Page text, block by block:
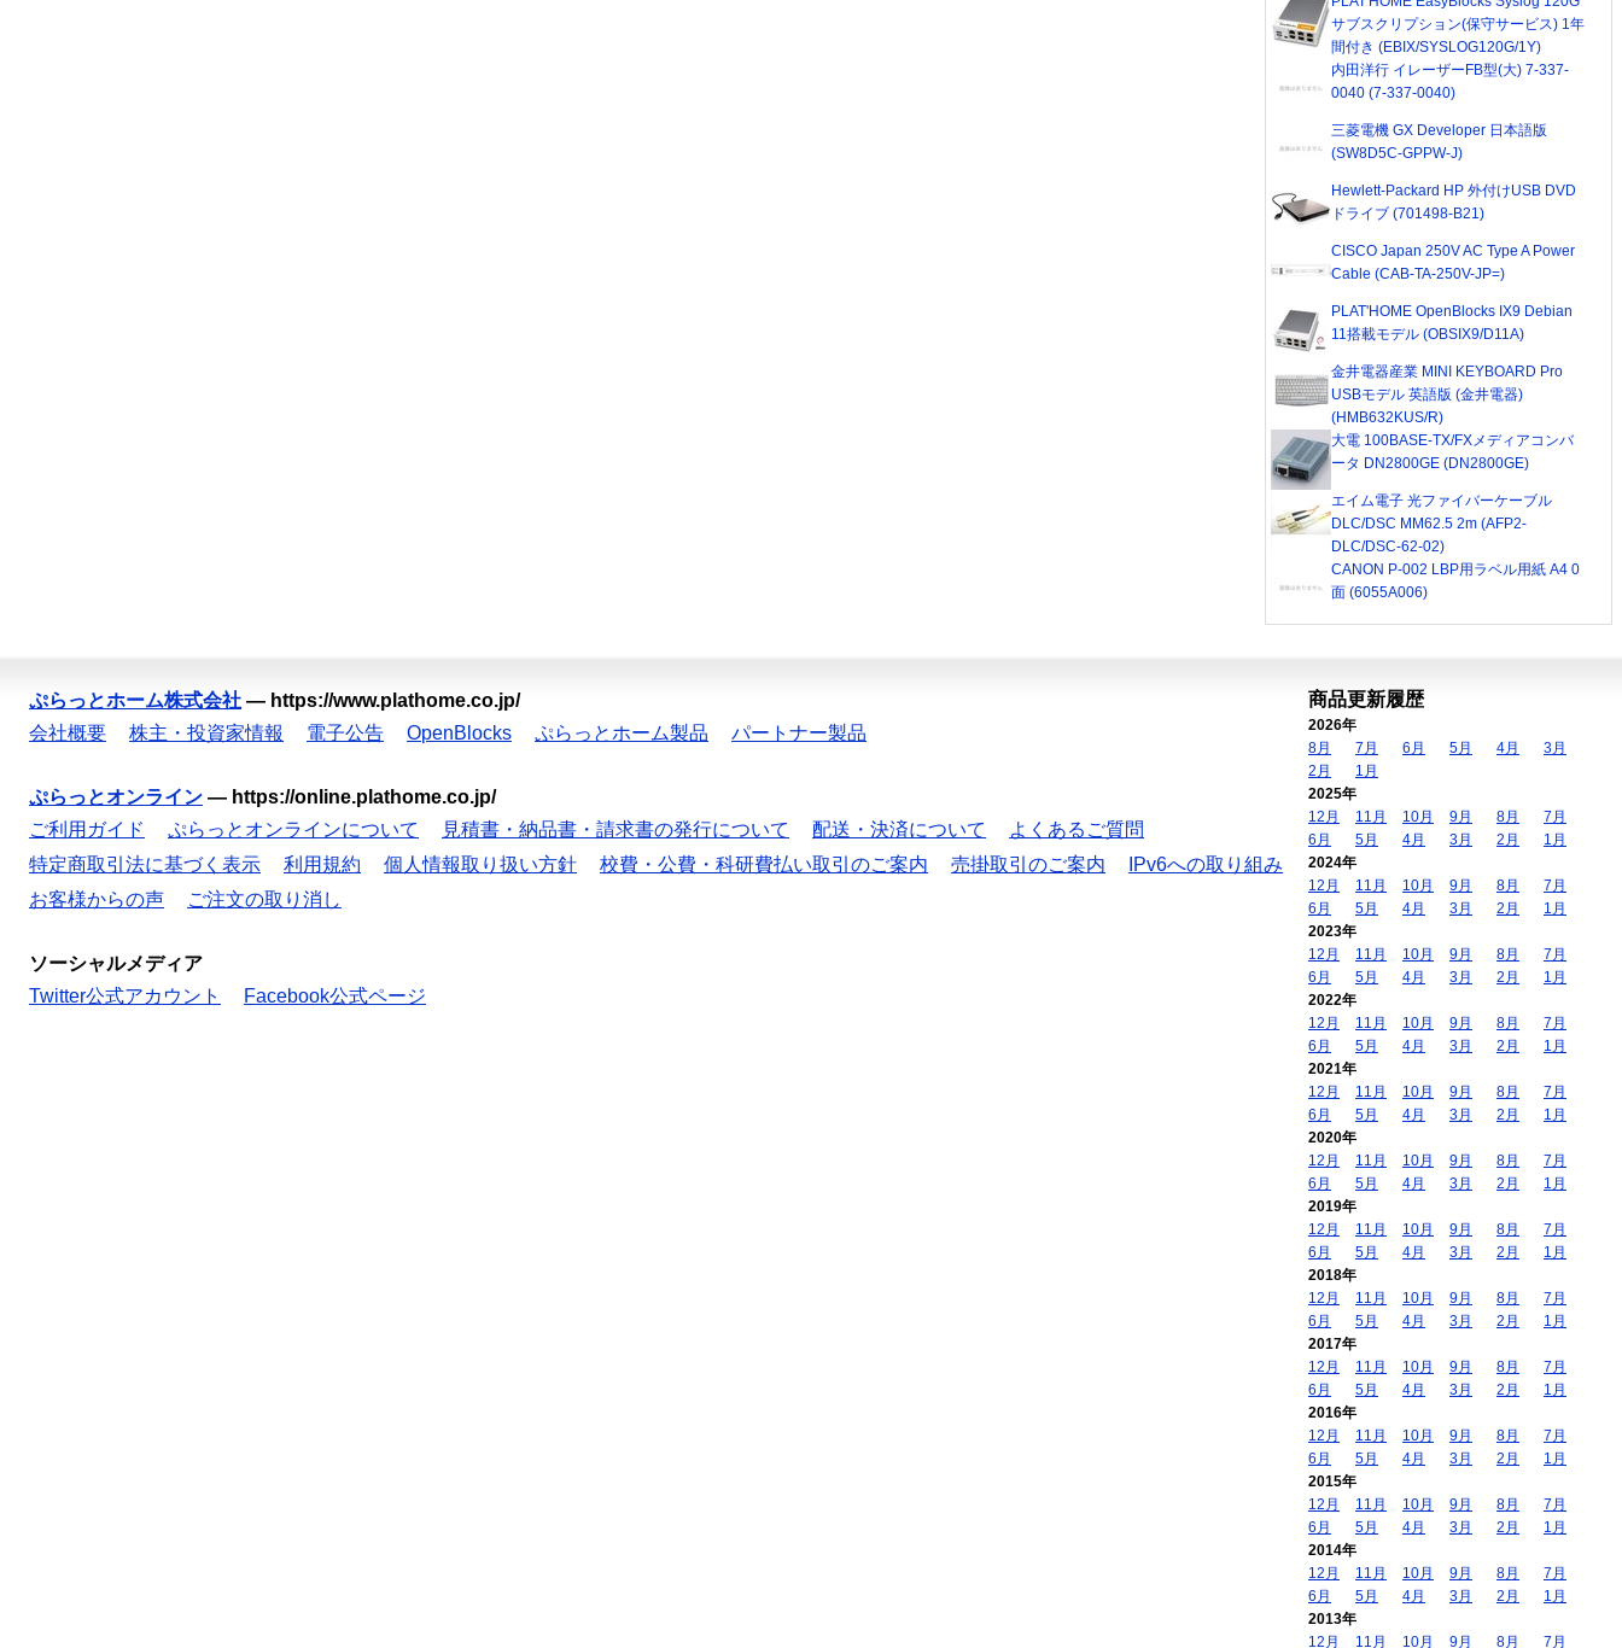
サブスクリプション(保守サービス) 1年
間付き (EBIX/SYSLOG120G/1Y)
内田洋行 イレーザーFB型(大) 7-337-
0040 (7-337-0040)
三菱電機 GX Developer 日本語版
(SW8D5C-GPPW-J)
Hewlett-Packard HP 外付けUSB DVD
ドライブ (701498-B21)
CISCO Japan 250V AC Type A Power
Cable (CAB-TA-250V-JP=)
PLAT'HOME OpenBlocks IX9 Debian
11搭載モデル (OBSIX9/D11A)
金井電器産業 MINI KEYBOARD Pro
USBモデル 英語版 (金井電器)
(HMB632KUS/R)
大電 100BASE-TX/FXメディアコンバ
ータ DN2800GE (DN2800GE)
エイム電子 光ファイバーケーブル
DLC/DSC MM62.5 2m (AFP2-
DLC/DSC-62-02)
CANON P-002 LBP用ラベル用紙 A4 0
面 (6055A006)
ぷらっとホーム株式会社 — https://www.plathome.co.jp/
会社概要
株主・投資家情報 電子公告 OpenBlocks ぷらっとホーム製品 パートナー製品
ぷらっとオンライン — https://online.plathome.co.jp/
ご利用ガイド
ぷらっとオンラインについて 見積書・納品書・請求書の発行について 配送・決済について
よくあるご質問
特定商取引法に基づく表示
利用規約 個人情報取り扱い方針 校費・公費・科研費払い取引のご案内 売掛取引のご案内
IPv6への取り組み
お客様からの声
ご注文の取り消し
ソーシャルメディア
Twitter公式アカウント
Facebook公式ページ
商品更新履歴
2026年
8月
7月 6月 5月 4月
3月
2月
1月
2025年
12月
11月 10月 9月 8月
7月
6月
5月 4月 3月 2月
1月
2024年
12月
11月 10月 9月 8月
7月
6月
5月 4月 3月 2月
1月
2023年
12月
11月 10月 9月 8月
7月
6月
5月 4月 3月 2月
1月
2022年
12月
11月 10月 9月 8月
7月
6月
5月 4月 3月 2月
1月
2021年
12月
11月 10月 9月 8月
7月
6月
5月 4月 3月 2月
1月
2020年
12月
11月 10月 9月 8月
7月
6月
5月 4月 3月 2月
1月
2019年
12月
11月 10月 9月 8月
7月
6月
5月 4月 3月 2月
1月
2018年
12月
11月 10月 9月 8月
7月
6月
5月 4月 3月 2月
1月
2017年
12月
11月 10月 9月 8月
7月
6月
5月 4月 3月 2月
1月
2016年
12月
11月 10月 9月 8月
7月
6月
5月 4月 3月 2月
1月
2015年
12月
11月 10月 9月 8月
7月
6月
5月 4月 3月 2月
1月
2014年
12月
11月 10月 9月 8月
7月
6月
5月 4月 3月 2月
1月
2013年
12月
11月 10月 9月 8月 7月